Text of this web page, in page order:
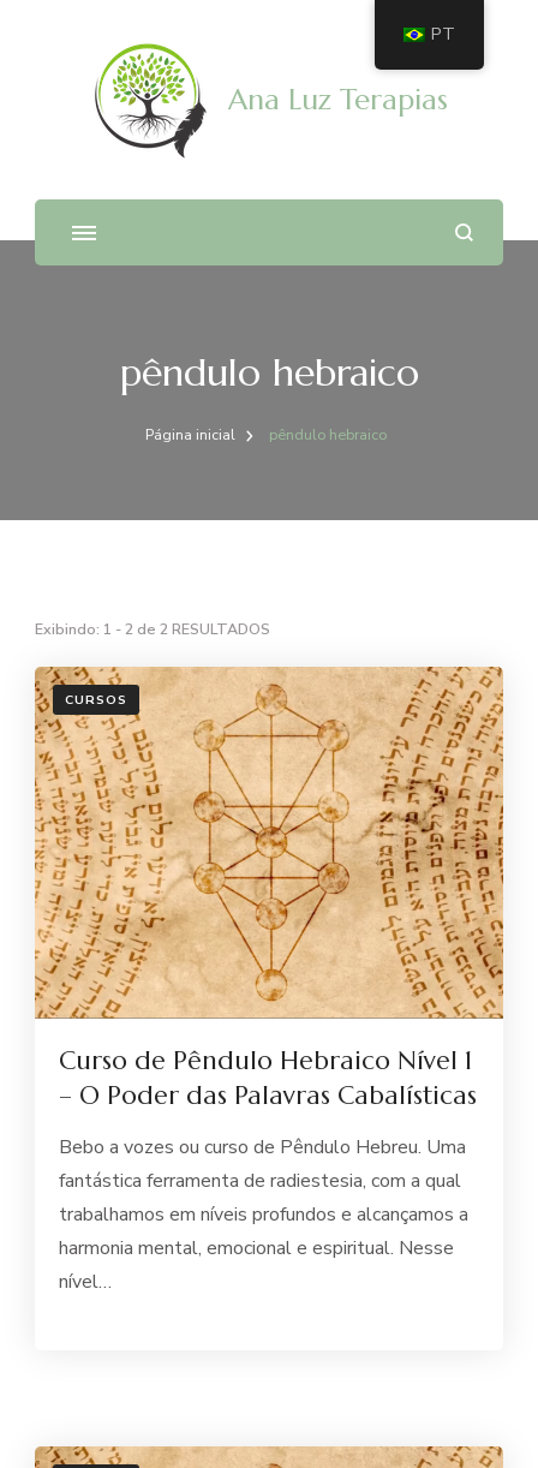
Ana Luz Terapias
pêndulo hebraico
Página inicial pêndulo hebraico
Exibindo: 1 - 2 de 2 RESULTADOS
CURSOS
Curso de Pêndulo Hebraico Nível 1
– O Poder das Palavras Cabalísticas
Bebo a vozes ou curso de Pêndulo Hebreu. Uma
fantástica ferramenta de radiestesia, com a qual
trabalhamos em níveis profundos e alcançamos a
harmonia mental, emocional e espiritual. Nesse
nível…
PT